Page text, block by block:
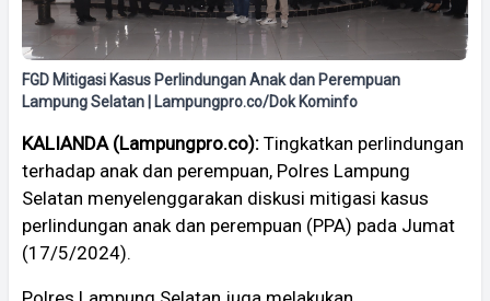
FGD Mitigasi Kasus Perlindungan Anak dan Perempuan
Lampung Selatan | Lampungpro.co/Dok Kominfo
KALIANDA (Lampungpro.co): Tingkatkan perlindungan
terhadap anak dan perempuan, Polres Lampung
Selatan menyelenggarakan diskusi mitigasi kasus
perlindungan anak dan perempuan (PPA) pada Jumat
(17/5/2024).